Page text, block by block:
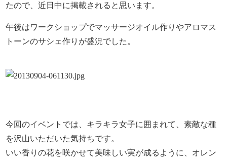
たので、近日中に掲載されると思います。
午後はワークショップでマッサージオイル作りやアロマス
トーンのサシェ作りが盛況でした。
今回のイベントでは、キラキラ女子に囲まれて、素敵な種
を沢山いただいた気持ちです。
いい香りの花を咲かせて美味しい実が成るように、オレン